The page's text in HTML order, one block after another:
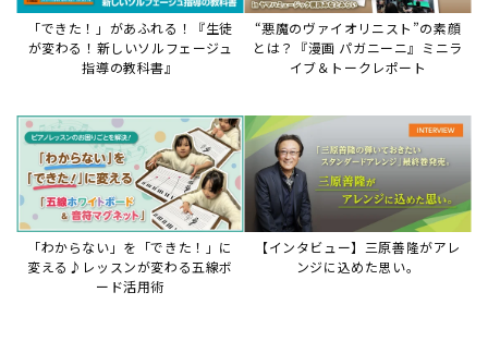
「できた！」があふれる！『生徒
が変わる！新しいソルフェージュ
指導の教科書』
“悪魔のヴァイオリニスト”の素顔
とは？『漫画 パガニーニ』ミニラ
イブ＆トークレポート
「わからない」を「できた！」に
変える♪レッスンが変わる五線ボ
ード活用術
【インタビュー】三原善隆がアレ
ンジに込めた思い。